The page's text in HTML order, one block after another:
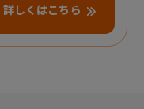
詳しくはこちら